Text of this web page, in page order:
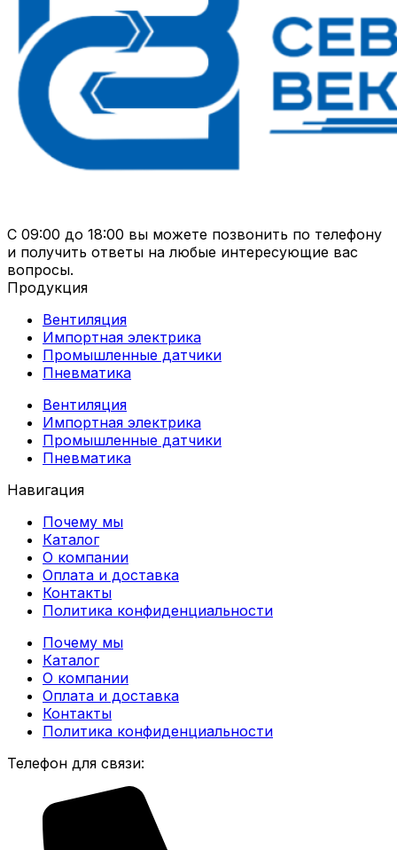
С 09:00 до 18:00 вы можете позвонить по телефону
и получить ответы на любые интересующие вас
вопросы.
Продукция
Вентиляция
Импортная электрика
Промышленные датчики
Пневматика
Вентиляция
Импортная электрика
Промышленные датчики
Пневматика
Навигация
Почему мы
Каталог
О компании
Оплата и доставка
Контакты
Политика конфиденциальности
Почему мы
Каталог
О компании
Оплата и доставка
Контакты
Политика конфиденциальности
Телефон для связи: